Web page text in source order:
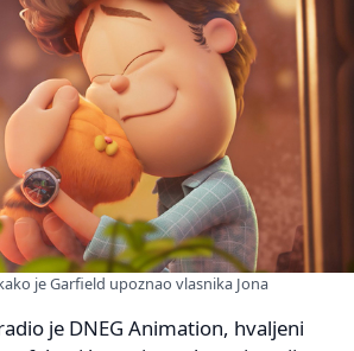
je Garfield upoznao vlasnika Jona
je DNEG Animation, hvaljeni